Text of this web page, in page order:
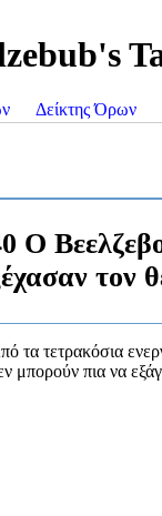
Δείκτης Όρων
Ο
τον
τα τετρακόσια
μπορούν πια να